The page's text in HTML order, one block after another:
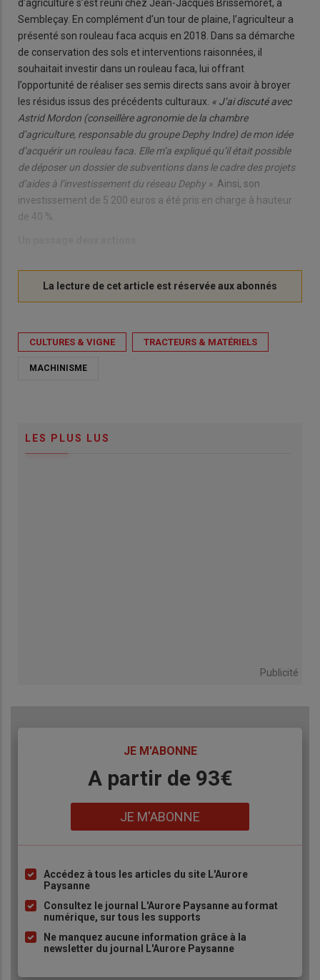
d’agriculture s’est réuni chez Jean-Jacques Brissemoret, à
Sembleçay. En complément d’un tour de plaine, l’agriculteur a
présenté son rouleau faca acquis en 2018. Dans sa démarche
de conservation des sols et interventions raisonnées, il
souhaitait investir dans un rouleau faca, lui offrant
l’opportunité de réaliser ses semis directs sans avoir à broyer
les résidus issus des précédents culturaux. « J’ai discuté avec
Astrid Mordon (conseillère agronomie de la chambre
d’agriculture, responsable du groupe Dephy Indre) de mon idée
d’acquérir un rouleau faca. Elle m’a expliqué qu’il était possible
de déposer un dossier de subventions dans le cadre des projets
d’aides à l’investissement du réseau Dephy » . Ainsi, son
investissement de 5 200 euros a été pris en charge à hauteur
de 40 %.
CULTURES & VIGNE TRACTEURS & MATÉRIELS
MACHINISME
LES PLUS LUS
Publicité
JE M'ABONNE
A partir de 93€
JE M'ABONNE
Liste
puce
Accédez à tous les articles du site L'Aurore
Paysanne
Consultez le journal L'Aurore Paysanne au format
numérique, sur tous les supports
Ne manquez aucune information grâce à la
newsletter du journal L'Aurore Paysanne